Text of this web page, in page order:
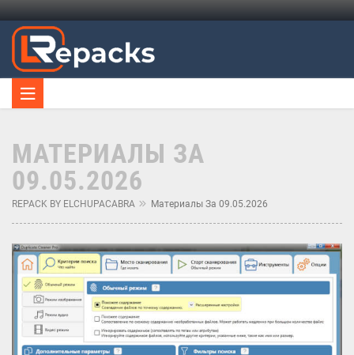
МАТЕРИАЛЫ ЗА
09.05.2026
REPACK BY ELCHUPACABRA Материалы За 09.05.2026